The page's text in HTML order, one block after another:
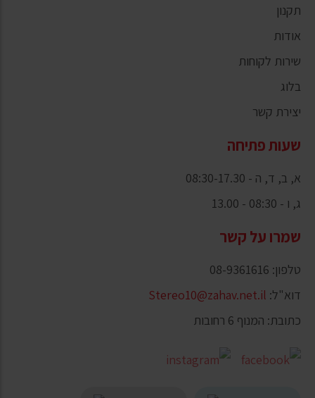
תקנון
אודות
שירות לקוחות
בלוג
יצירת קשר
שעות פתיחה
א, ב, ד, ה - 08:30-17.30
ג, ו - 08:30 - 13.00
שמרו על קשר
טלפון: 08-9361616
דוא"ל: Stereo10@zahav.net.il
כתובת: המנוף 6 רחובות